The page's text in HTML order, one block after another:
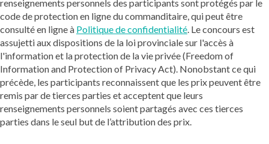
renseignements personnels des participants sont protégés par le
code de protection en ligne du commanditaire, qui peut être
consulté en ligne à Politique de confidentialité. Le concours est
assujetti aux dispositions de la loi provinciale sur l'accès à
l'information et la protection de la vie privée (Freedom of
Information and Protection of Privacy Act). Nonobstant ce qui
précède, les participants reconnaissent que les prix peuvent être
remis par de tierces parties et acceptent que leurs
renseignements personnels soient partagés avec ces tierces
parties dans le seul but de l’attribution des prix.